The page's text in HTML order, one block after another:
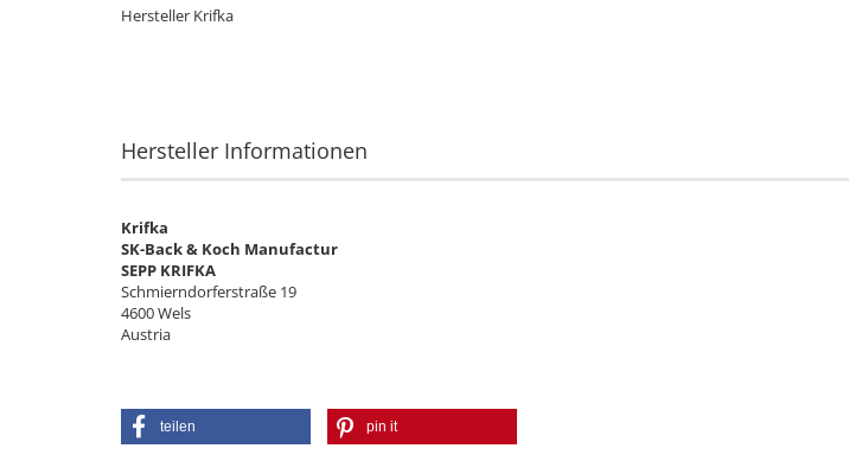
Hersteller Krifka
Hersteller Informationen
Krifka
SK-Back & Koch Manufactur
SEPP KRIFKA
Schmierndorferstraße 19
4600 Wels
Austria
teilen pin it